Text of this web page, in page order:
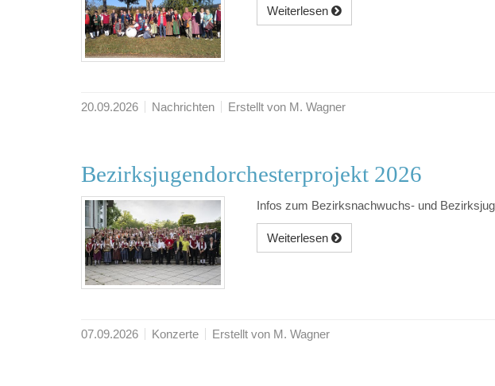
Weiterlesen
20.09.2026 Nachrichten Erstellt von M. Wagner
Bezirksjugendorchesterprojekt 2026
Infos zum Bezirksnachwuchs- und
Weiterlesen
07.09.2026 Konzerte Erstellt von M. Wagner